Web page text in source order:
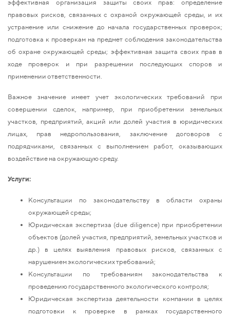
эффективная организация защиты своих прав: определение
правовых рисков, связанных с охраной окружающей среды, и их
устранение или снижение до начала государственных проверок;
подготовка к проверкам на предмет соблюдения законодательства
об охране окружающей среды; эффективная защита своих прав в
ходе проверок и при разрешении последующих споров и
применении ответственности.
Важное значение имеет учет экологических требований при
совершении сделок, например, при приобретении земельных
участков, предприятий, акций или долей участия в юридических
лицах, прав недропользования, заключение договоров с
подрядчиками, связанных с выполнением работ, оказывающих
воздействие на окружающую среду.
Услуги:
Консультации по законодательству в области охраны
окружающей среды;
Юридическая экспертиза (due diligence) при приобретении
объектов (долей участия, предприятий, земельных участков и
др.) в целях выявления правовых рисков, связанных с
нарушением экологических требований;
Консультации по требованиям законодательства к
проведению государственного экологического контроля;
Юридическая экспертиза деятельности компании в целях
подготовки к проверке в рамках государственного